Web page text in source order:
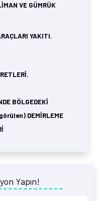
VE GÜMRÜK
YAKITI.
BÖLGEDEKİ
DEMİRLEME
Yapın!